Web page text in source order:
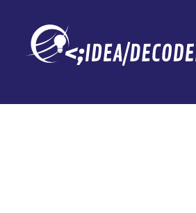
OneUI